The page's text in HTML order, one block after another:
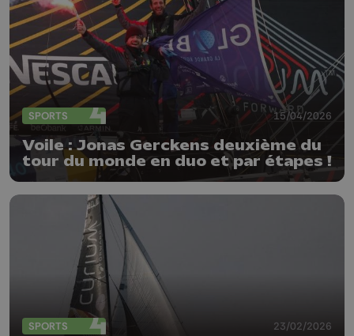
SPORTS 15/04/2026
Voile : Jonas Gerckens deuxième du
tour du monde en duo et par étapes !
SPORTS 23/02/2026